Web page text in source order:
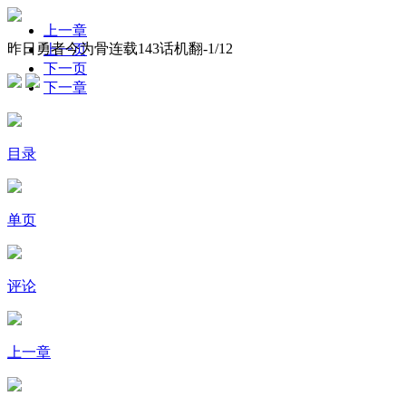
昨日勇者今为骨连载143话机翻-1/12
上一章
上一页
下一页
下一章
目录
单页
评论
上一章